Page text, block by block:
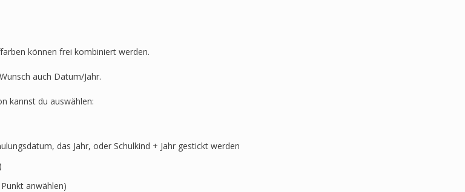
Astronaut
Sterne
Planet
können frei kombiniert werden.
auch Datum/Jahr.
kannst du auswählen:
das Jahr, oder Schulkind + Jahr gestickt werden
anwählen)